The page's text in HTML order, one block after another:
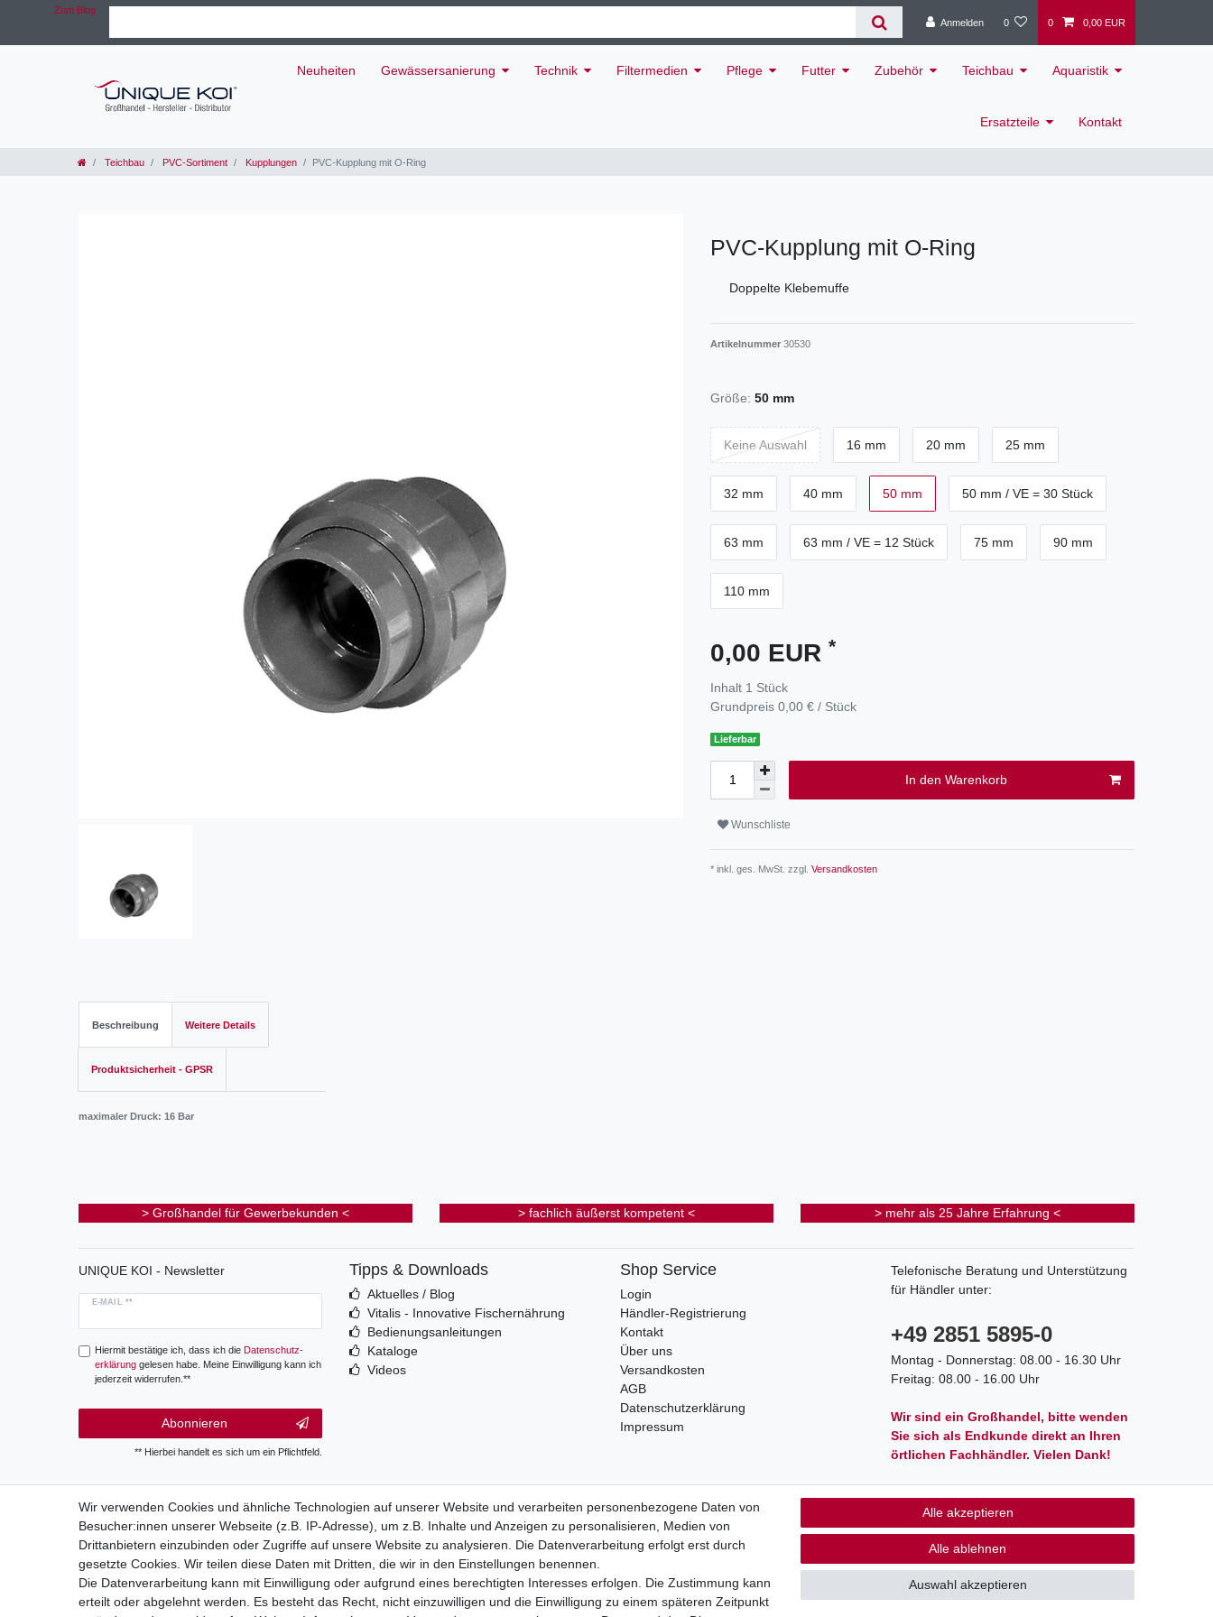
Zum Blog
Anmelden
0 0 0,00 EUR
Neuheiten Gewässersanierung Technik Filtermedien Pflege Futter Zubehör Teichbau Aquaristik
Ersatzteile Kontakt
Teichbau PVC-Sortiment Kupplungen PVC-Kupplung mit O-Ring
PVC-Kupplung mit O-Ring
Doppelte Klebemuffe
Artikelnummer 30530
Größe: 50 mm
Keine Auswahl 16 mm 20 mm 25 mm
32 mm 40 mm 50 mm 50 mm / VE = 30 Stück
63 mm 63 mm / VE = 12 Stück 75 mm 90 mm
110 mm
0,00 EUR *
Inhalt 1 Stück
Grundpreis 0,00 € / Stück
Lieferbar
In den Warenkorb
Wunschliste
* inkl. ges. MwSt. zzgl. Versandkosten
Beschreibung Weitere Details
Produktsicherheit - GPSR
maximaler Druck: 16 Bar
> Großhandel für Gewerbekunden < > fachlich äußerst kompetent < > mehr als 25 Jahre Erfahrung <
UNIQUE KOI - Newsletter
E-MAIL **
Hiermit bestätige ich, dass ich die Daten­schutz­
erklärunggelesen habe. Meine Einwilligung kann ich
jederzeit widerrufen.**
Abonnieren
** Hierbei handelt es sich um ein Pflichtfeld.
Tipps & Downloads
Aktuelles / Blog
Vitalis - Innovative Fischernährung
Bedienungsanleitungen
Kataloge
Videos
Shop Service
Login
Händler-Registrierung
Kontakt
Über uns
Versandkosten
AGB
Datenschutzerklärung
Impressum
Telefonische Beratung und Unterstützung
für Händler unter:
+49 2851 5895-0
Montag - Donnerstag: 08.00 - 16.30 Uhr
Freitag: 08.00 - 16.00 Uhr
Wir sind ein Großhandel, bitte wenden
Sie sich als Endkunde direkt an Ihren
örtlichen Fachhändler. Vielen Dank!
Widerrufs­recht Impressum Daten­schutz­erklärung Kontakt
Wir verwenden Cookies und ähnliche Technologien auf unserer Website und verarbeiten personenbezogene Daten von
Besucher:innen unserer Webseite (z.B. IP-Adresse), um z.B. Inhalte und Anzeigen zu personalisieren, Medien von
Drittanbietern einzubinden oder Zugriffe auf unsere Website zu analysieren. Die Datenverarbeitung erfolgt erst durch
gesetzte Cookies. Wir teilen diese Daten mit Dritten, die wir in den Einstellungen benennen.
Die Datenverarbeitung kann mit Einwilligung oder aufgrund eines berechtigten Interesses erfolgen. Die Zustimmung kann
erteilt oder abgelehnt werden. Es besteht das Recht, nicht einzuwilligen und die Einwilligung zu einem späteren Zeitpunkt
Alle akzeptieren
Alle ablehnen
Auswahl akzeptieren